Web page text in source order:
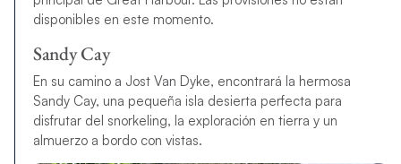
disponibles en este momento.
Sandy Cay
En su camino a Jost Van Dyke, encontrará la hermosa
Sandy Cay, una pequeña isla desierta perfecta para
disfrutar del snorkeling, la exploración en tierra y un
almuerzo a bordo con vistas.